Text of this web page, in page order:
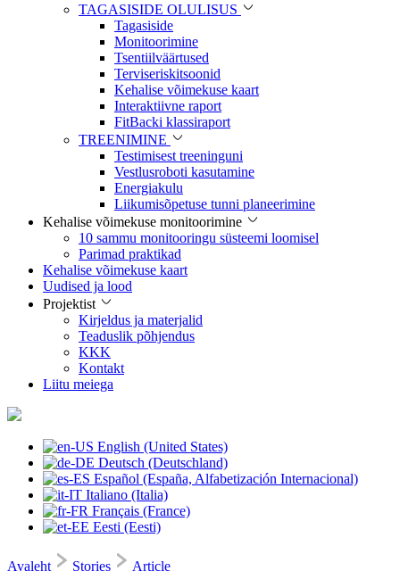
TAGASISIDE OLULISUS
Tagasiside
Monitoorimine
Tsentiilväärtused
Terviseriskitsoonid
Kehalise võimekuse kaart
Interaktiivne raport
FitBacki klassiraport
TREENIMINE
Testimisest treeninguni
Vestlusroboti kasutamine
Energiakulu
Liikumisõpetuse tunni planeerimine
Kehalise võimekuse monitoorimine
10 sammu monitooringu süsteemi loomisel
Parimad praktikad
Kehalise võimekuse kaart
Uudised ja lood
Projektist
Kirjeldus ja materjalid
Teaduslik põhjendus
KKK
Kontakt
Liitu meiega
English (United States)
Deutsch (Deutschland)
Español (España, Alfabetización Internacional)
Italiano (Italia)
Français (France)
Eesti (Eesti)
Avaleht Stories Article